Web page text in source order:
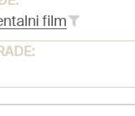
film